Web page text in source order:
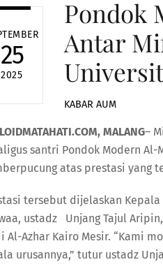
25
2025
Pondok
Antar
KABAR AUM
MALANG–
santri Pondok Modern
atas prestasi yang
tersebut dijelaskan
ustadz Unjang Tajul
Al-Azhar Kairo Mesir. “Kami
urusannya,” tutur ustadz